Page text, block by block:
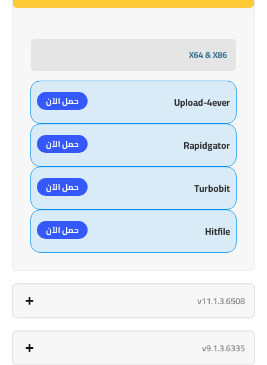
X64 & X86
Upload-4ever حمل الآن
Rapidgator حمل الآن
Turbobit حمل الآن
Hitfile حمل الآن
v11.1.3.6508
v9.1.3.6335